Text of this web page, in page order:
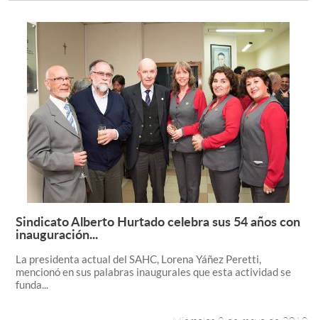
Leer más +
Sindicato Alberto Hurtado celebra sus 54 años con
inauguración...
La presidenta actual del SAHC, Lorena Yáñez Peretti,
mencionó en sus palabras inaugurales que esta actividad se
funda...